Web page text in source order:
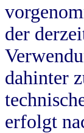
der
dahinter
erfolgt